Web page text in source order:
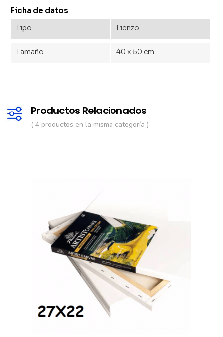
Ficha de datos
Tipo Lienzo
Tamaño 40 x 50 cm
Productos Relacionados
( 4 productos en la misma categoría )